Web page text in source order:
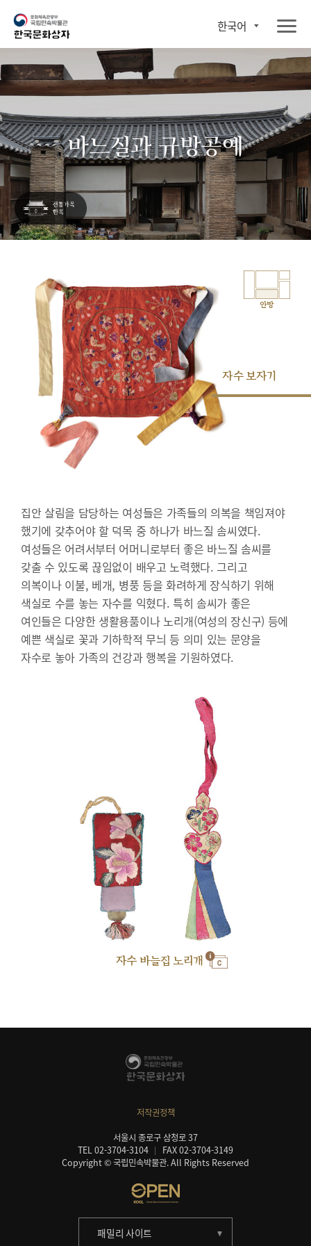
한국어
바느질과 규방공예
안방
자수 보자기
집안 살림을 담당하는 여성들은 가족들의 의복을 책임져야
했기에 갖추어야 할 덕목 중 하나가 바느질 솜씨였다.
여성들은 어려서부터 어머니로부터 좋은 바느질 솜씨를
갖출 수 있도록 끊임없이 배우고 노력했다. 그리고
의복이나 이불, 베개, 병풍 등을 화려하게 장식하기 위해
색실로 수를 놓는 자수를 익혔다. 특히 솜씨가 좋은
여인들은 다양한 생활용품이나 노리개(여성의 장신구) 등에
예쁜 색실로 꽃과 기하학적 무늬 등 의미 있는 문양을
자수로 놓아 가족의 건강과 행복을 기원하였다.
자수 바늘집 노리개
저작권정책
서울시 종로구 삼청로 37
TEL 02-3704-3104
FAX 02-3704-3149
Copyright © 국립민속박물관. All Rights Reserved
패밀리 사이트